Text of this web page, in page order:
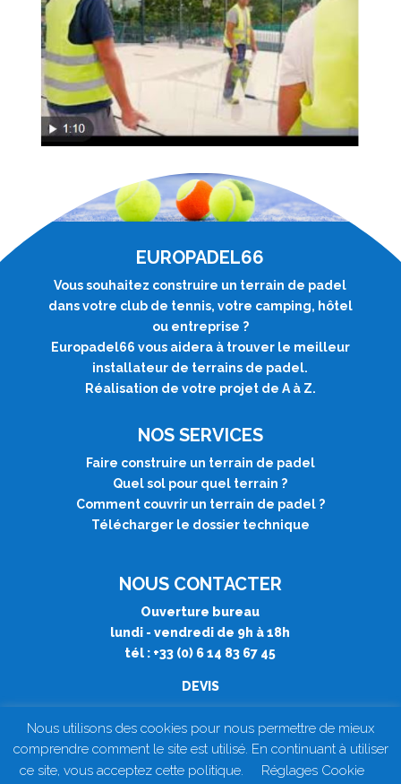
EUROPADEL66
Vous souhaitez construire un terrain de padel
dans votre club de tennis, votre camping, hôtel
ou entreprise ?
Europadel66 vous aidera à trouver le meilleur
installateur de terrains de padel.
Réalisation de votre projet de A à Z.
NOS SERVICES
Faire construire un terrain de padel
Quel sol pour quel terrain ?
Comment couvrir un terrain de padel?
Télécharger le dossier technique
NOUS CONTACTER
Ouverture bureau
lundi - vendredi de 9h à 18h
tél : +33 (0) 6 14 83 67 45
DEVIS
Nous utilisons des cookies pour nous permettre de mieux
comprendre comment le site est utilisé. En continuant à utiliser
ce site, vous acceptez cette politique.
Réglages Cookie